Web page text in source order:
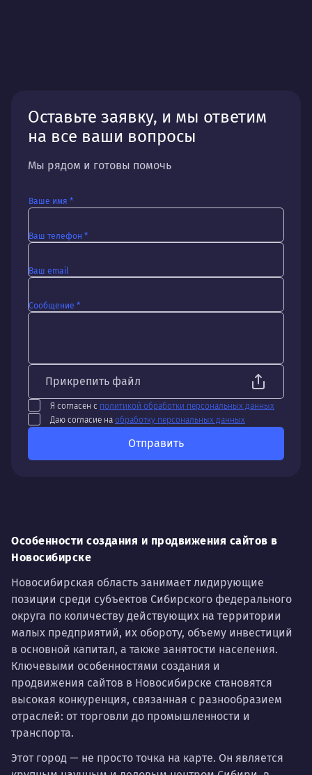
Оставьте заявку, и мы ответим
на все ваши вопросы
Мы рядом и готовы помочь
Ваше имя *
Ваш телефон *
Ваш email
Сообщение *
Прикрепить файл
Я согласен с политикой обработки персональных данных
Даю согласие на обработку персональных данных
Отправить
Особенности создания и продвижения сайтов в
Новосибирске
Новосибирская область занимает лидирующие
позиции среди субъектов Сибирского федерального
округа по количеству действующих на территории
малых предприятий, их обороту, объему инвестиций
в основной капитал, а также занятости населения.
Ключевыми особенностями создания и
продвижения сайтов в Новосибирске становятся
высокая конкуренция, связанная с разнообразием
отраслей: от торговли до промышленности и
транспорта.
Этот город — не просто точка на карте. Он является